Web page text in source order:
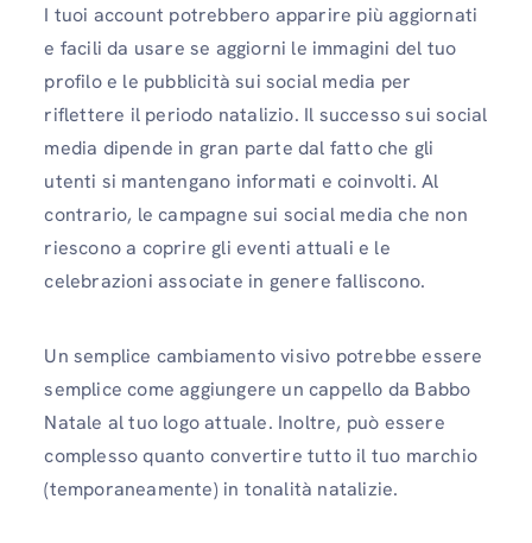
I tuoi account potrebbero apparire più aggiornati
e facili da usare se aggiorni le immagini del tuo
profilo e le pubblicità sui social media per
riflettere il periodo natalizio. Il successo sui social
media dipende in gran parte dal fatto che gli
utenti si mantengano informati e coinvolti. Al
contrario, le campagne sui social media che non
riescono a coprire gli eventi attuali e le
celebrazioni associate in genere falliscono.
Un semplice cambiamento visivo potrebbe essere
semplice come aggiungere un cappello da Babbo
Natale al tuo logo attuale. Inoltre, può essere
complesso quanto convertire tutto il tuo marchio
(temporaneamente) in tonalità natalizie.